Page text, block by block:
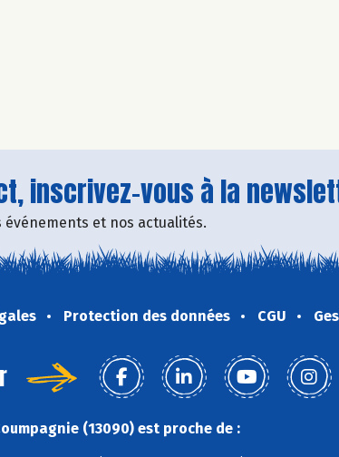
inscrivez-vous à la
et nos actualités.
Protection des données CGU
(13090) est proche de :